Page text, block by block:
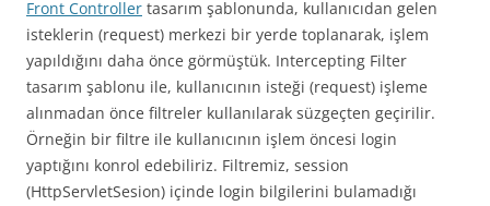
Front Controller tasarım şablonunda, kullanıcıdan gelen
isteklerin (request) merkezi bir yerde toplanarak, işlem
yapıldığını daha önce görmüştük. Intercepting Filter
tasarım şablonu ile, kullanıcının isteği (request) işleme
alınmadan önce filtreler kullanılarak süzgeçten geçirilir.
Örneğin bir filtre ile kullanıcının işlem öncesi login
yaptığını konrol edebiliriz. Filtremiz, session
(HttpServletSesion) içinde login bilgilerini bulamadığı